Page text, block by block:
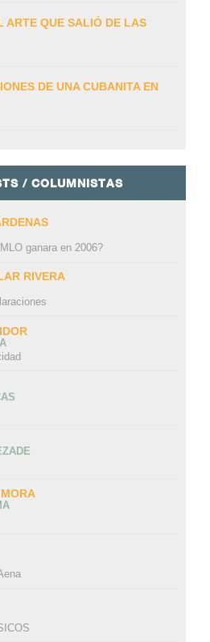
ARTE QUE SALIÓ DE LAS
DE UNA CUBANITA EN
/ COLUMNISTAS
ganara en 2006?
RIVERA